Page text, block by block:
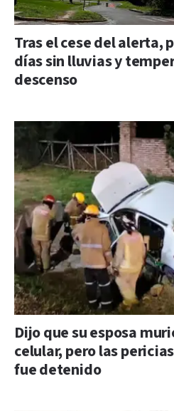
Tras el cese del alerta,
días sin lluvias y
descenso
Dijo que su esposa
celular, pero las
fue detenido